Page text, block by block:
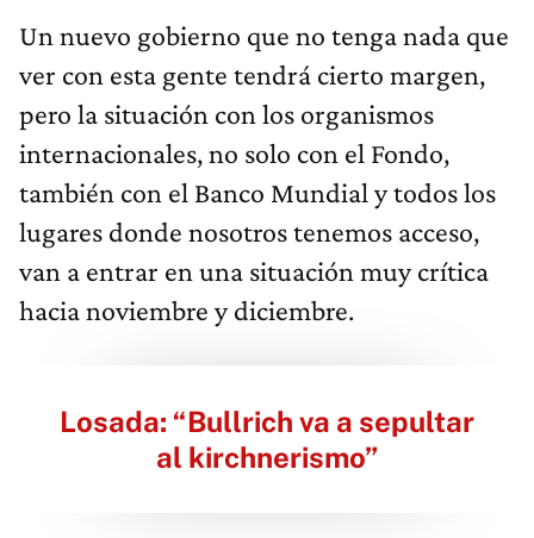
Un nuevo gobierno que no tenga nada que
ver con esta gente tendrá cierto margen,
pero la situación con los organismos
internacionales, no solo con el Fondo,
también con el Banco Mundial y todos los
lugares donde nosotros tenemos acceso,
van a entrar en una situación muy crítica
hacia noviembre y diciembre.
Losada: “Bullrich va a sepultar
al kirchnerismo”